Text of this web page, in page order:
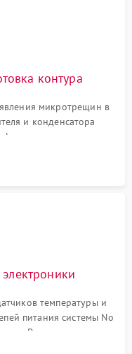
контура
микротрещин в
и конденсатора
фильтра-осушителя и
устранения засоров.
температуры и
питания системы No
Ремонт или замена
алгоритмов.